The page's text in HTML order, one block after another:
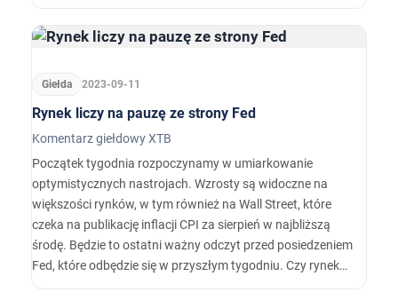
gospodarcze na lata 2023-2025.
Giełda 2023-09-11
Rynek liczy na pauzę ze strony Fed
Komentarz giełdowy XTB
Początek tygodnia rozpoczynamy w umiarkowanie
optymistycznych nastrojach. Wzrosty są widoczne na
większości rynków, w tym również na Wall Street, które
czeka na publikację inflacji CPI za sierpień w najbliższą
środę. Będzie to ostatni ważny odczyt przed posiedzeniem
Fed, które odbędzie się w przyszłym tygodniu. Czy rynek